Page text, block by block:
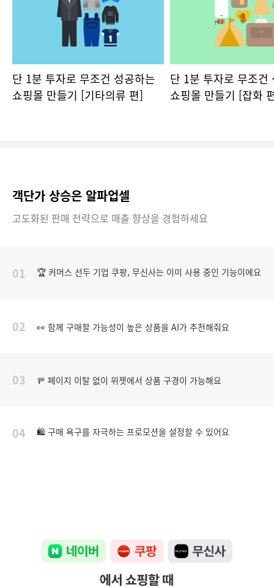
단 1분 투자로 무조건 성공하는
쇼핑몰 만들기 [기타의류 편]
단 1분 투자로 무조건
쇼핑몰 만들기 [잡화
객단가 상승은 알파업셀
고도화된 판매 전략으로 매출 향상을 경험하세요
01 🏆 커머스 선두 기업 쿠팡, 무신사는 이미 사용 중인 기능이에요
02 👀 함께 구매할 가능성이 높은 상품을 AI가 추천해줘요
03 🚥 페이지 이탈 없이 위젯에서 상품 구경이 가능해요
04 🛍️ 구매 욕구를 자극하는 프로모션을 설정할 수 있어요